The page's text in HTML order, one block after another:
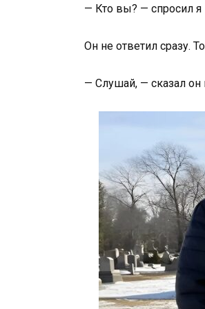
— Кто вы? — спросил я
Он не ответил сразу.
— Слушай, — сказал он